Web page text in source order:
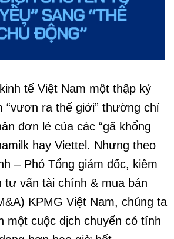
tế Việt Nam một thập kỷ
“vươn ra thế giới” thường chỉ
đơn lẻ của các “gã khổng
hay Viettel. Nhưng theo
– Phó Tổng giám đốc, kiêm
tư vấn tài chính & mua bán
KPMG Việt Nam, chúng ta
một cuộc dịch chuyển có tính